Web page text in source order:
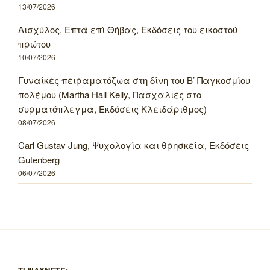
13/07/2026
Αισχύλος, Επτά επί Θήβας, Εκδόσεις του εικοστού
πρώτου
10/07/2026
Γυναίκες πειραματόζωα στη δίνη του Β’ Παγκοσμίου
πολέμου (Martha Hall Kelly, Πασχαλιές στο
συρματόπλεγμα, Εκδόσεις Κλειδάριθμος)
08/07/2026
Carl Gustav Jung, Ψυχολογία και θρησκεία, Εκδόσεις
Gutenberg
06/07/2026